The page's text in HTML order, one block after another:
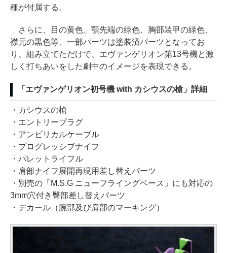
種が付属する。
さらに、目の黄色、顎先端の緑色、胸部装甲の緑色、
襟元の黒色等、一部パーツは塗装済パーツとなってお
り、組み立てただけで、エヴァンゲリオン第13号機と激
しく打ちあいをした劇中のイメージを表現できる。
「エヴァンゲリオン初号機 with カシウスの槍」詳細
・カシウスの槍
・エントリープラグ
・アンビリカルケーブル
・プログレッシブナイフ
・パレットライフル
・肩部ナイフ展開再現用差し替えパーツ
・別売の「M.S.G ニューフライングベース」にも対応の
3mm穴付き臀部差し替えパーツ
・デカール（腕部及び肩部のマーキング）